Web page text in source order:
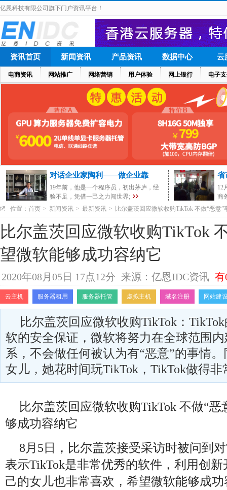
亿恩科技有限公司旗下门户资讯平台！
资讯首页
电商资讯 网站推广 网络营销 用户体验 网上银行 电子
新闻资讯 产品资讯 数据中心 云
对话企业家陶利——做企业靠
19年前，他是一个程序员，初出茅庐，经
验不足，凭借一己之力闯世界;
省
12
商
位置： 首页 > 新闻资讯 > 最新资讯 > 比尔盖茨回应微软收购TikTok 不做“恶意
比尔盖茨回应微软收购TikTok
望微软能够成功容纳它
2020年08月05日 17点12分 来源：亿恩IDC资讯 有
云主机 服务器租用 服务器托管 虚拟主机 域名注册 网站建
比尔盖茨回应微软收购TikTok：
软的安全保证，微软将努力在全球范围
系，不会做任何被认为有“恶意”的事情
女儿，她花时间玩TikTok，TikTok做得非
比尔盖茨回应微软收购TikTok 不做“恶
够成功容纳它
8月5日，比尔盖茨接受采访时被问到
表示TikTok是非常优秀的软件，利用创
己的女儿也非常喜欢，希望微软能够成